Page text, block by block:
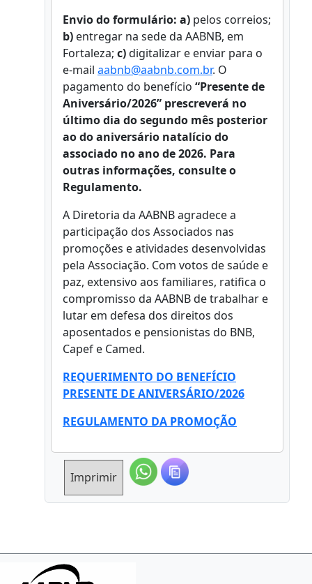
Envio do formulário: a) pelos correios;
b) entregar na sede da AABNB, em
Fortaleza; c)digitalizar e enviar para o
e-mail aabnb@aabnb.com.br. O
pagamento do benefício “Presente de
Aniversário/2026” prescreverá no
último dia do segundo mês posterior
ao do aniversário natalício do
associado no ano de 2026. Para
outras informações, consulte o
Regulamento.
A Diretoria da AABNB agradece a
participação dos Associados nas
promoções e atividades desenvolvidas
pela Associação. Com votos de saúde e
paz, extensivo aos familiares, ratifica o
compromisso da AABNB de trabalhar e
lutar em defesa dos direitos dos
aposentados e pensionistas do BNB,
Capef e Camed.
REQUERIMENTO DO BENEFÍCIO
PRESENTE DE ANIVERSÁRIO/2026
REGULAMENTO DA PROMOÇÃO
Imprimir